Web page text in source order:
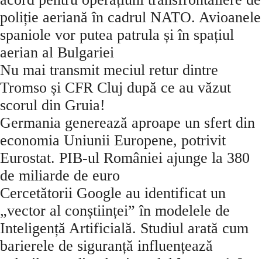
poliție aeriană în cadrul NATO. Avioanele
spaniole vor putea patrula și în spațiul
aerian al Bulgariei
Nu mai transmit meciul retur dintre
Tromso și CFR Cluj după ce au văzut
scorul din Gruia!
Germania generează aproape un sfert din
economia Uniunii Europene, potrivit
Eurostat. PIB-ul României ajunge la 380
de miliarde de euro
Cercetătorii Google au identificat un
„vector al conștiinței” în modelele de
Inteligență Artificială. Studiul arată cum
barierele de siguranță influențează